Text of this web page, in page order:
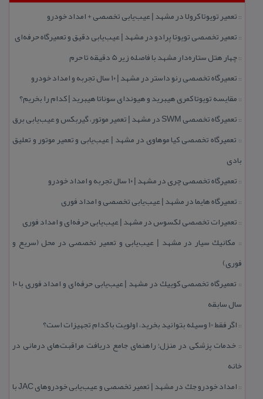
:: تعمیر تویوتا كرولا در مشهد | عیب‌یابی تخصصی + امداد خودرو
:: تعمیر تخصصی تویوتا پرادو در مشهد | عیب‌یابی دقیق و تعمیرگاه حرفه‌ای
::چهار هتل‌ ستاره‌دار مشهد با فاصله زیر 5 دقیقه تا حرم
:: تعمیرگاه تخصصی رنو داستر در مشهد | ۱۰ سال تجربه و امداد خودرو
:: مقایسه تویوتا كمری هیبرید و هیوندای سوناتا هیبرید | كدام را بخریم؟
:: تعمیرگاه تخصصی SWM در مشهد | تعمیر موتور، گیربكس و عیب‌یابی برق
:: تعمیرگاه تخصصی كیا موهاوی در مشهد | عیب‌یابی و تعمیر موتور و تعلیق
بادی
:: تعمیرگاه تخصصی چری در مشهد | ۱۰ سال تجربه و امداد خودرو
:: تعمیرگاه هایما در مشهد | عیب‌یابی تخصصی و امداد فوری
:: تعمیرات تخصصی لكسوس در مشهد | عیب‌یابی حرفه‌ای و امداد فوری
:: مكانیك سیار در مشهد | عیب‌یابی و تعمیر تخصصی در محل (سریع و
فوری)
::
تعمیرگاه تخصصی كوییك در مشهد | عیب‌یابی حرفه‌ای و امداد فوری با ۱۰
سال سابقه
:: اگر فقط 10 وسیله بتوانید بخرید، اولویت با كدام تجهیزات است؟
:: خدمات پزشكی در منزل؛ راهنمای جامع دریافت مراقبت‌های درمانی در
خانه
::
امداد خودرو جك در مشهد | تعمیر تخصصی و عیب‌یابی خودروهای JAC با